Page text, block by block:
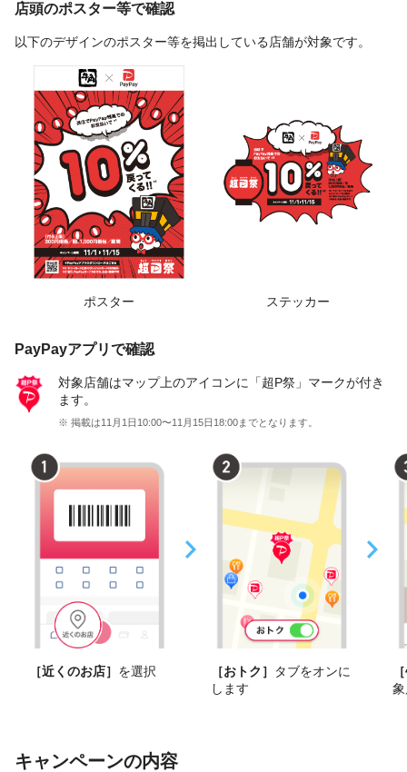
店頭のポスター等で確認
以下のデザインのポスター等を掲出している店舗が対象です。
ポスター ステッカー
PayPayアプリで確認
対象店舗はマップ上のアイコンに「超P祭」マークが付き
ます。
※ 掲載は11月1日10:00〜11月15日18:00までとなります。
［近くのお店］ を選択 ［おトク］
タブをオンに
します
キャンペーンの内容